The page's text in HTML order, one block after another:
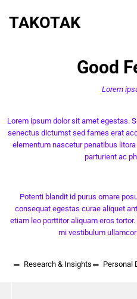
TAKOTAK
Good
Lorem
Lorem ipsum dolor sit amet egestas.
senectus dictumst sed fames erat
elementum nascetur penatibus
parturient ac
Potenti blandit id purus ornare
consequat egestas curae aliquet
etiam leo porttitor aliquam eros
mi vestibulum
Research & Insights Personal